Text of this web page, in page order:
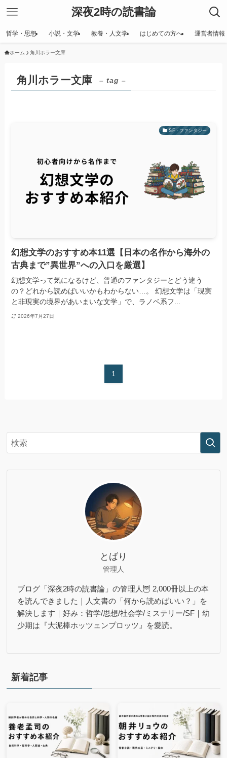
深夜2時の読書論
哲学・思想 小説・文学 教養・人文学 はじめての方へ 運営者情報
ホーム 角川ホラー文庫
角川ホラー文庫 – tag –
SF・ファンタジー
幻想文学のおすすめ本11選【日本の名作から海外の
古典まで”異世界”への入口を厳選】
幻想文学って気になるけど、普通のファンタジーとどう違う
の？どれから読めばいいかもわからない…。 幻想文学は「現実
と非現実の境界があいまいな文学」で、ラノベ系フ...
2026年7月27日
1
とばり
管理人
ブログ「深夜2時の読書論」の管理人🦉 2,000冊以上の本
を読んできました｜人文書の「何から読めばいい？」を
解決します｜好み：哲学/思想/社会学/ミステリー/SF｜幼
少期は『大泥棒ホッツェンプロッツ』を愛読。
新着記事